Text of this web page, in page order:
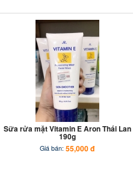
Sữa rửa mặt Vitamin E Aron Thái Lan
190g
Giá bán: 55,000 đ